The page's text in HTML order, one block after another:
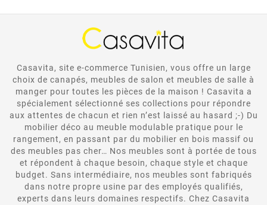
Casavita, site e-commerce Tunisien, vous offre un large
choix de canapés, meubles de salon et meubles de salle à
manger pour toutes les pièces de la maison ! Casavita a
spécialement sélectionné ses collections pour répondre
aux attentes de chacun et rien n’est laissé au hasard ;-) Du
mobilier déco au meuble modulable pratique pour le
rangement, en passant par du mobilier en bois massif ou
des meubles pas cher… Nos meubles sont à portée de tous
et répondent à chaque besoin, chaque style et chaque
budget. Sans intermédiaire, nos meubles sont fabriqués
dans notre propre usine par des employés qualifiés,
experts dans leurs domaines respectifs. Chez Casavita